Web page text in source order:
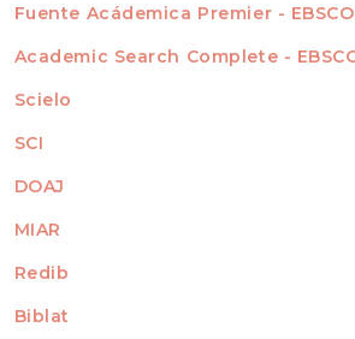
Fuente Acádemica Premier -
Academic Search Complete -
Scielo
SCI
DOAJ
MIAR
Redib
Biblat